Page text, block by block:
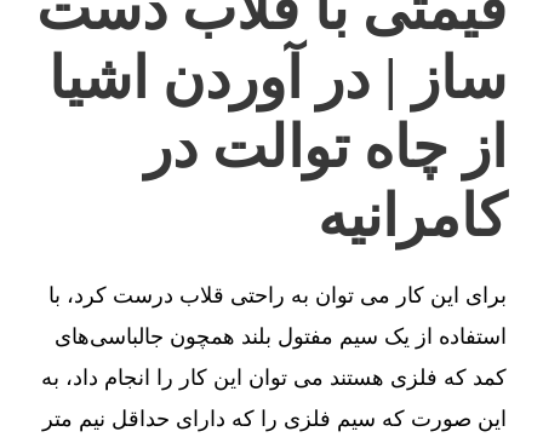
ساز | در آوردن اشیا
از چاه توالت در
کامرانیه
برای این کار می توان به راحتی قلاب درست کرد، با
استفاده از یک سیم مفتول بلند همچون جالباسی‌های
کمد که فلزی هستند می توان این کار را انجام داد، به
این صورت که سیم فلزی را که دارای حداقل نیم متر